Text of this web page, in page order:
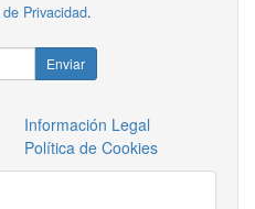
Privacidad.
Enviar
Información Legal
Política de Cookies